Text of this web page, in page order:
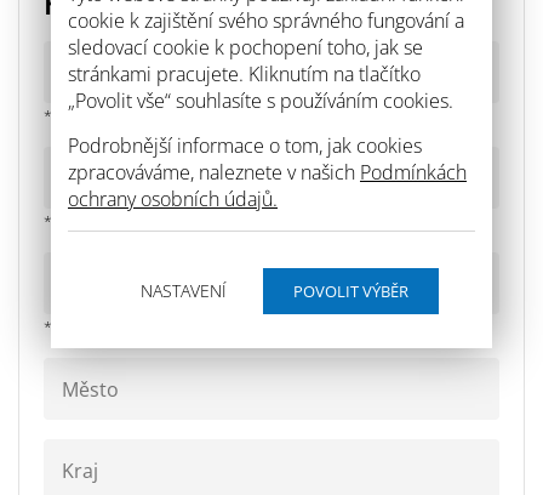
cookie k zajištění svého správného fungování a
sledovací cookie k pochopení toho, jak se
stránkami pracujete. Kliknutím na tlačítko
„Povolit vše“ souhlasíte s používáním cookies.
Podrobnější informace o tom, jak cookies
zpracováváme, naleznete v našich Podmínkách
ochrany osobních údajů.
NASTAVENÍ
Variabilita hydrofobity (může fungovat nejen jako
hydrofilní, ale i jako hydrofobní omítka).
podkladů, pórobetonu a smíšeného zdiva.
Pro zavlhlé a solemi napadené zdivo.
* povinné pole
* povinné pole
* povinné pole